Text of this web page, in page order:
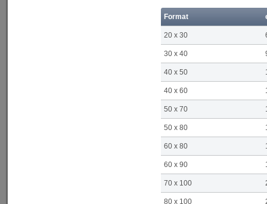
Format
20 x 30
30 x 40
40 x 50
40 x 60
50 x 70
50 x 80
60 x 80
60 x 90
70 x 100
80 x 100